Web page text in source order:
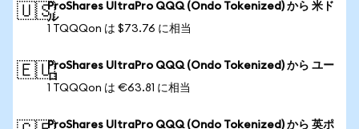
🇺🇸ProShares UltraPro QQQ (Ondo Tokenized) から 米ド
ル
1 TQQQon は $73.76 に相当
🇪🇺ProShares UltraPro QQQ (Ondo Tokenized) から ユー
ロ
1 TQQQon は €63.81 に相当
ProShares UltraPro QQQ (Ondo Tokenized) から 英ポ